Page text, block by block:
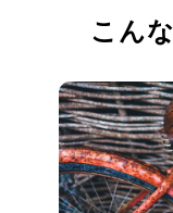
こん